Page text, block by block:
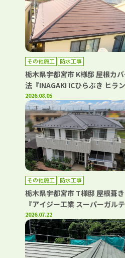
その他施工 防水工事
栃木県宇都宮市 K様邸 屋根カ
法『INAGAKI ICひらぶき ヒラ
220』・ベランダFRP防水工事
2026.08.05
その他施工 防水工事
栃木県宇都宮市 T様邸 屋根葺
『アイジー工業 スーパーガル
フッ素』ベランダ防水工事
2026.07.22